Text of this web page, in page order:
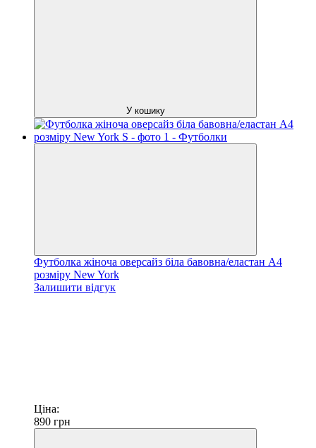
У кошику
Футболка жіноча оверсайз біла бавовна/еластан А4
розміру New York
Залишити відгук
Ціна:
890 грн